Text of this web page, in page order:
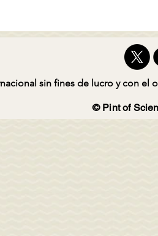
sin fines de lucro y con el
© Pint of